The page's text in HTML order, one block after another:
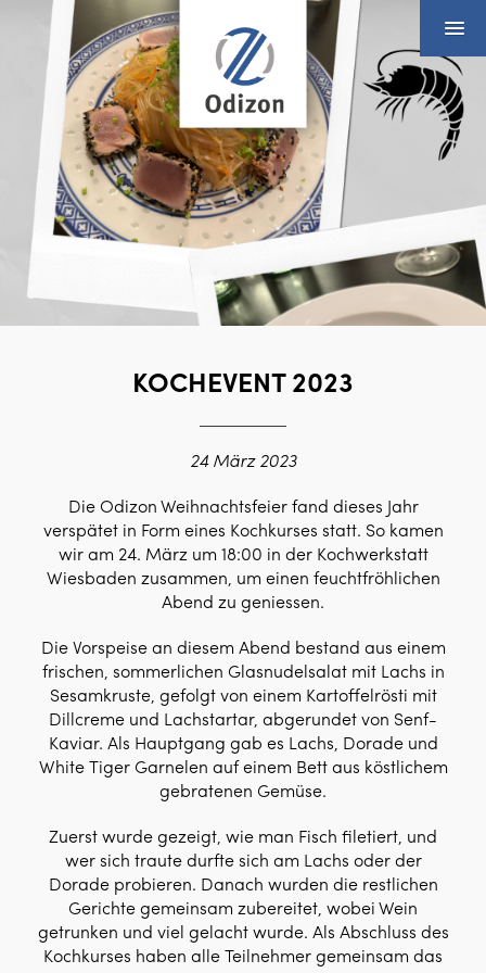
KOCHEVENT 2023
24 März 2023
Die Odizon Weihnachtsfeier fand dieses Jahr
verspätet in Form eines Kochkurses statt. So kamen
wir am 24. März um 18:00 in der Kochwerkstatt
Wiesbaden zusammen, um einen feuchtfröhlichen
Abend zu geniessen.
Die Vorspeise an diesem Abend bestand aus einem
frischen, sommerlichen Glasnudelsalat mit Lachs in
Sesamkruste, gefolgt von einem Kartoffelrösti mit
Dillcreme und Lachstartar, abgerundet von Senf-
Kaviar. Als Hauptgang gab es Lachs, Dorade und
White Tiger Garnelen auf einem Bett aus köstlichem
gebratenen Gemüse.
Zuerst wurde gezeigt, wie man Fisch filetiert, und
wer sich traute durfte sich am Lachs oder der
Dorade probieren. Danach wurden die restlichen
Gerichte gemeinsam zubereitet, wobei Wein
getrunken und viel gelacht wurde. Als Abschluss des
Kochkurses haben alle Teilnehmer gemeinsam das